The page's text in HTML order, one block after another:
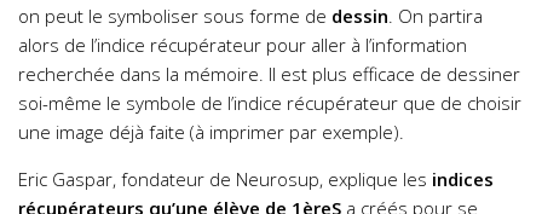
on peut le symboliser sous forme de dessin . On partira
alors de l’indice récupérateur pour aller à l’information
recherchée dans la mémoire. Il est plus efficace de dessiner
soi-même le symbole de l’indice récupérateur que de choisir
une image déjà faite (à imprimer par exemple).
Eric Gaspar, fondateur de Neurosup, explique les indices
récupérateurs qu’une élève de 1èreS a créés pour se